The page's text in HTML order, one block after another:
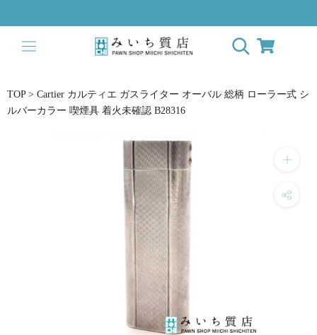
キ
て
TOP > Cartier カルティエ ガスライター オーバル 総柄 ローラー式 シ
ルバーカラー 喫煙具 着火未確認 B28316